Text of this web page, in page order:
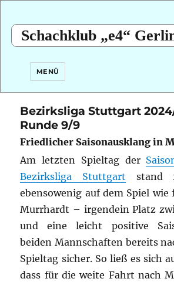
Schachklub „e4“
MENÜ
Bezirksliga Stuttgart
Runde 9/9
Friedlicher Saisonausklang in
Am letzten Spieltag der
Bezirksliga Stuttgart stand
ebensowenig auf dem Spiel wie
Murrhardt – irgendein Platz
und eine leicht positive
beiden Mannschaften bereits
Spieltag sicher. So ließ es sich
dass für die weite Fahrt nach